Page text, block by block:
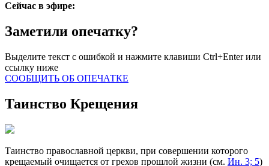
Сейчас в эфире:
Заметили опечатку?
Выделите текст с ошибкой и нажмите клавиши Ctrl+Enter или
ссылку ниже
СООБЩИТЬ ОБ ОПЕЧАТКЕ
Таинство Крещения
Таинство православной церкви, при совершении которого
крещаемый очищается от грехов прошлой жизни (см. Ин. 3; 5)